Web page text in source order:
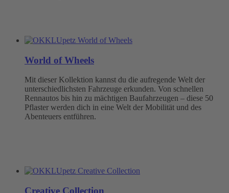
World of Wheels
Mit dieser Kollektion kannst du die aufregende Welt der
unterschiedlichsten Fahrzeuge erkunden. Von schnellen
Rennautos bis hin zu mächtigen Baufahrzeugen – diese 50
Pflaster werden dich in eine Welt der Mobilität und des
Abenteuers entführen.
Creative Collection